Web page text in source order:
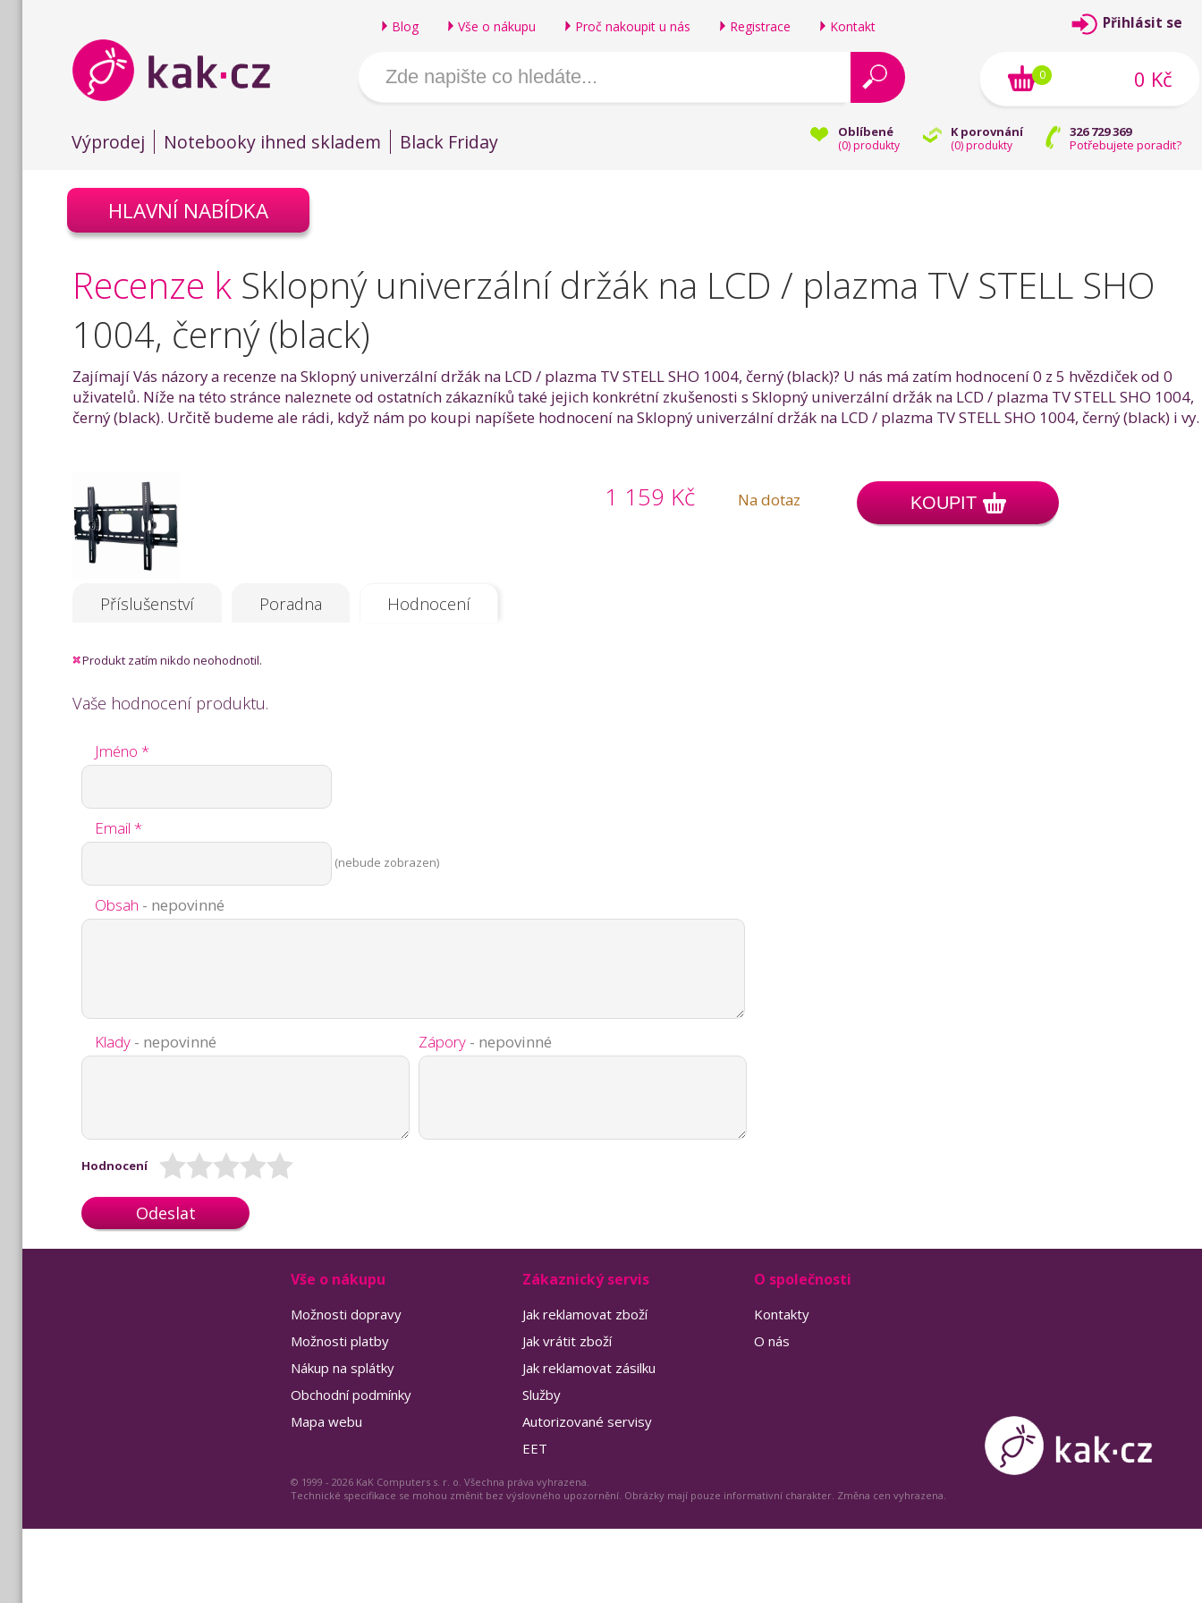
Blog Vše o nákupu Proč nakoupit u nás Registrace Kontakt
Oblíbené
(0) produkty
K porovnání
(0) produkty
326 729 369
Potřebujete poradit?
Výprodej Notebooky ihned skladem Black Friday
Přihlásit se
0 Kč
0
HLAVNÍ NABÍDKA
Recenze k Sklopný univerzální držák na LCD / plazma TV STELL SHO
1004, černý (black)
Zajímají Vás názory a recenze na Sklopný univerzální držák na LCD / plazma TV STELL SHO 1004, černý (black)? U nás má zatím hodnocení 0 z 5 hvězdiček od 0
uživatelů. Níže na této stránce naleznete od ostatních zákazníků také jejich konkrétní zkušenosti s Sklopný univerzální držák na LCD / plazma TV STELL SHO 1004,
černý (black). Určitě budeme ale rádi, když nám po koupi napíšete hodnocení na Sklopný univerzální držák na LCD / plazma TV STELL SHO 1004, černý (black) i vy.
1 159 Kč Na dotaz KOUPIT
Příslušenství Poradna Hodnocení
Produkt zatím nikdo neohodnotil.
Vaše hodnocení produktu.
Jméno *
Email *
(nebude zobrazen)
Obsah - nepovinné
Klady - nepovinné Zápory - nepovinné
Hodnocení
Odeslat
Vše o nákupu
Možnosti dopravy
Možnosti platby
Nákup na splátky
Obchodní podmínky
Mapa webu
Zákaznický servis
Jak reklamovat zboží
Jak vrátit zboží
Jak reklamovat zásilku
Služby
Autorizované servisy
EET
O společnosti
Kontakty
O nás
© 1999 - 2026 KaK Computers s. r. o. Všechna práva vyhrazena.
Technické specifikace se mohou změnit bez výslovného upozornění. Obrázky mají pouze informativní charakter. Změna cen vyhrazena.